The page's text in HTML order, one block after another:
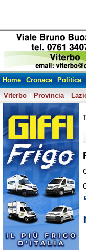
Home Cronaca Politica
Viterbo
Provincia